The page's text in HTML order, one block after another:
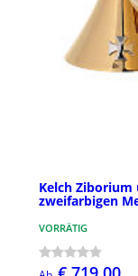
Kelch
zweifarbigen
VORRÄTIG